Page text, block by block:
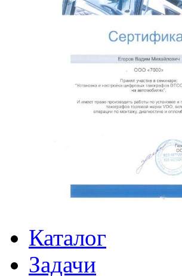
Каталог
Задачи